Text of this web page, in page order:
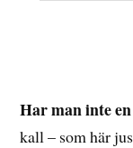
Har man inte
kall – som här